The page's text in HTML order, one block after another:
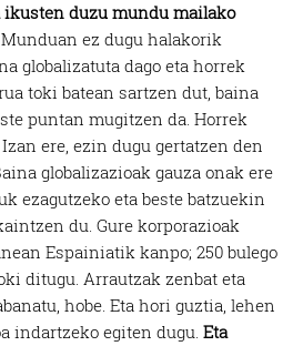
ikusten duzu mundu mailako
Munduan ez dugu halakorik
globalizatuta dago eta horrek
toki batean sartzen dut, baina
puntan mugitzen da. Horrek
ere, ezin dugu gertatzen den
globalizazioak gauza onak ere
ezagutzeko eta beste batzuekin
du. Gure korporazioak
Espainiatik kanpo; 250 bulego
ditugu. Arrautzak zenbat eta
hobe. Eta hori guztia, lehen
indartzeko egiten dugu.Eta